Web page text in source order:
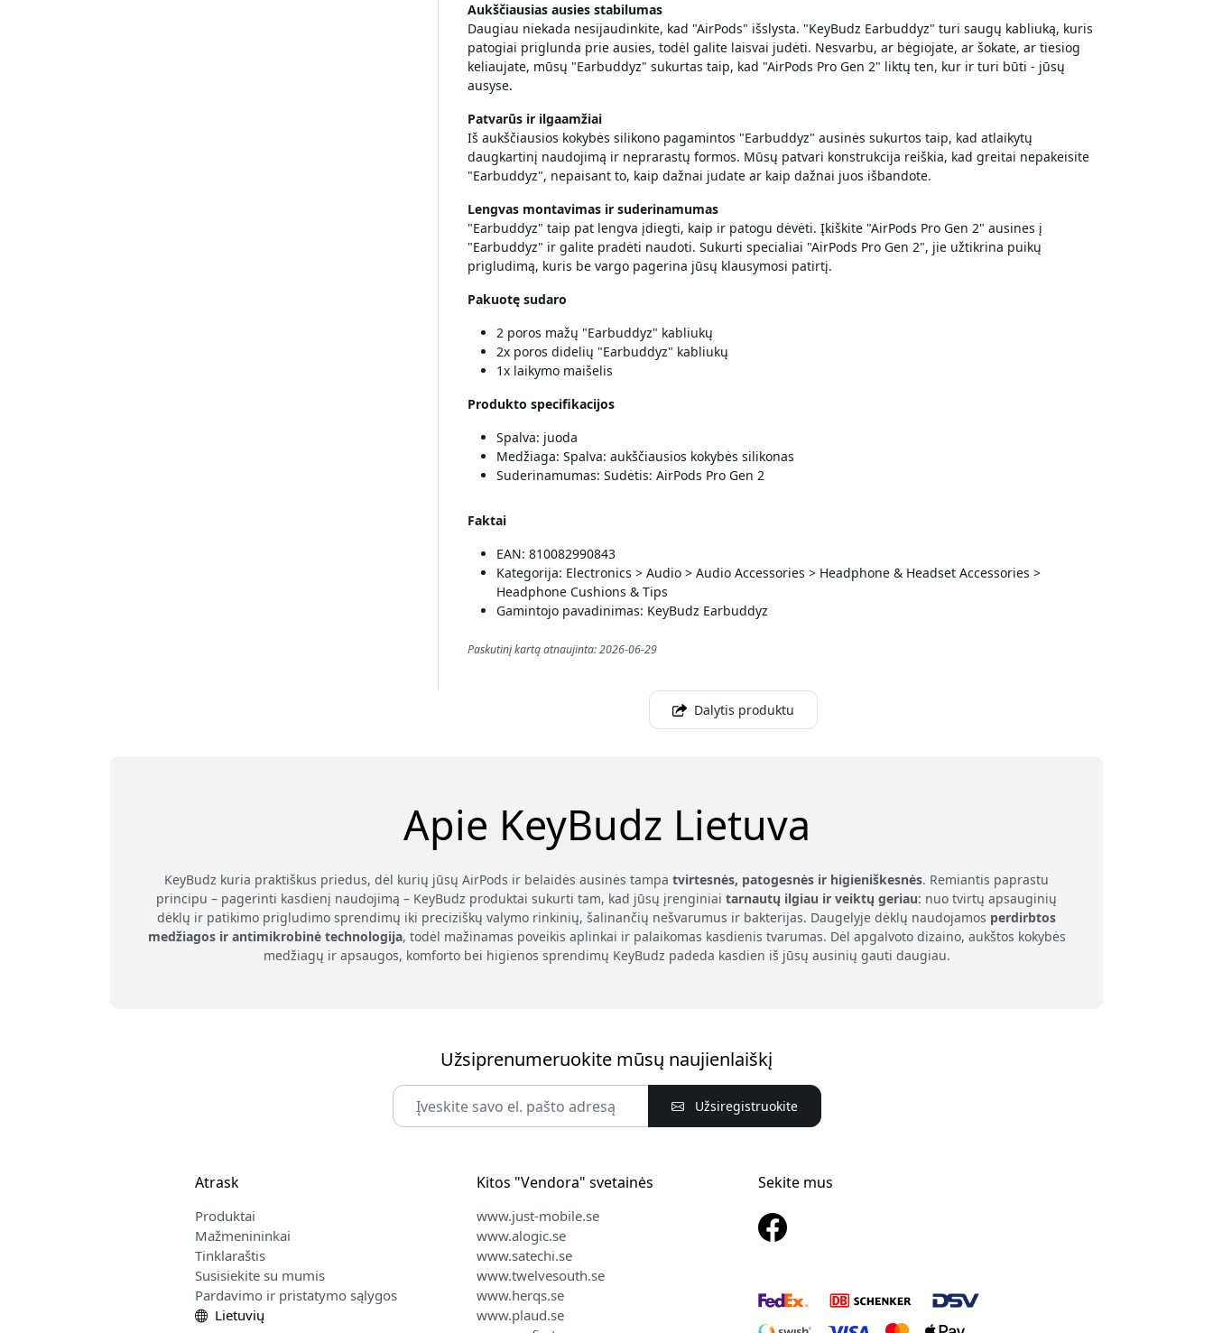
Aukščiausias ausies stabilumas
Daugiau niekada nesijaudinkite, kad "AirPods" išslysta. "KeyBudz Earbuddyz" turi saugų kabliuką, kuris
patogiai priglunda prie ausies, todėl galite laisvai judėti. Nesvarbu, ar bėgiojate, ar šokate, ar tiesiog
keliaujate, mūsų "Earbuddyz" sukurtas taip, kad "AirPods Pro Gen 2" liktų ten, kur ir turi būti - jūsų
ausyse.
Patvarūs ir ilgaamžiai
Iš aukščiausios kokybės silikono pagamintos "Earbuddyz" ausinės sukurtos taip, kad atlaikytų
daugkartinį naudojimą ir neprarastų formos. Mūsų patvari konstrukcija reiškia, kad greitai nepakeisite
"Earbuddyz", nepaisant to, kaip dažnai judate ar kaip dažnai juos išbandote.
Lengvas montavimas ir suderinamumas
"Earbuddyz" taip pat lengva įdiegti, kaip ir patogu dėvėti. Įkiškite "AirPods Pro Gen 2" ausines į
"Earbuddyz" ir galite pradėti naudoti. Sukurti specialiai "AirPods Pro Gen 2", jie užtikrina puikų
prigludimą, kuris be vargo pagerina jūsų klausymosi patirtį.
Pakuotę sudaro
2 poros mažų "Earbuddyz" kabliukų
2x poros didelių "Earbuddyz" kabliukų
1x laikymo maišelis
Produkto specifikacijos
Spalva: juoda
Medžiaga: Spalva: aukščiausios kokybės silikonas
Suderinamumas: Sudėtis: AirPods Pro Gen 2
Faktai
EAN: 810082990843
Kategorija: Electronics > Audio > Audio Accessories > Headphone & Headset Accessories >
Headphone Cushions & Tips
Gamintojo pavadinimas: KeyBudz Earbuddyz
Paskutinį kartą atnaujinta: 2026-06-29
Dalytis produktu
Apie KeyBudz Lietuva
KeyBudz kuria praktiškus priedus, dėl kurių jūsų AirPods ir belaidės ausinės tampa tvirtesnės, patogesnės ir higieniškesnės. Remiantis paprastu
principu – pagerinti kasdienį naudojimą – KeyBudz produktai sukurti tam, kad jūsų įrenginiai tarnautų ilgiau ir veiktų geriau: nuo tvirtų apsauginių
dėklų ir patikimo prigludimo sprendimų iki preciziškų valymo rinkinių, šalinančių nešvarumus ir bakterijas. Daugelyje dėklų naudojamos perdirbtos
medžiagos ir antimikrobinė technologija, todėl mažinamas poveikis aplinkai ir palaikomas kasdienis tvarumas. Dėl apgalvoto dizaino, aukštos kokybės
medžiagų ir apsaugos, komforto bei higienos sprendimų KeyBudz padeda kasdien iš jūsų ausinių gauti daugiau.
Užsiprenumeruokite mūsų naujienlaiškį
Užsiregistruokite
Atrask
Produktai
Mažmenininkai
Tinklaraštis
Susisiekite su mumis
Pardavimo ir pristatymo sąlygos
Lietuvių
Kitos "Vendora" svetainės
www.just-mobile.se
www.alogic.se
www.satechi.se
www.twelvesouth.se
www.herqs.se
www.plaud.se
Sekite mus